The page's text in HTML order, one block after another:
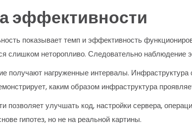
эффективности
показывает темп и эффективность
слишком неторопливо. Следовательно наблюдение
получают нагруженные интервалы. Инфраструктура
каким образом инфраструктура
позволяет улучшать код, настройки сервера,
гипотез, но не на реальной картины.